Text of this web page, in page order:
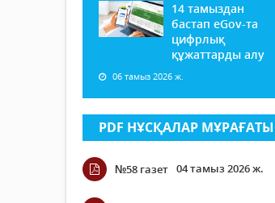
14 тамыздан
бастап еGov-та
цифрлық
құжаттарды алу
06 тамыз 2026 ж.
PDF НҰСҚАЛАР МҰРАҒАТЫ
№58 газет 04 тамыз 2026 ж.